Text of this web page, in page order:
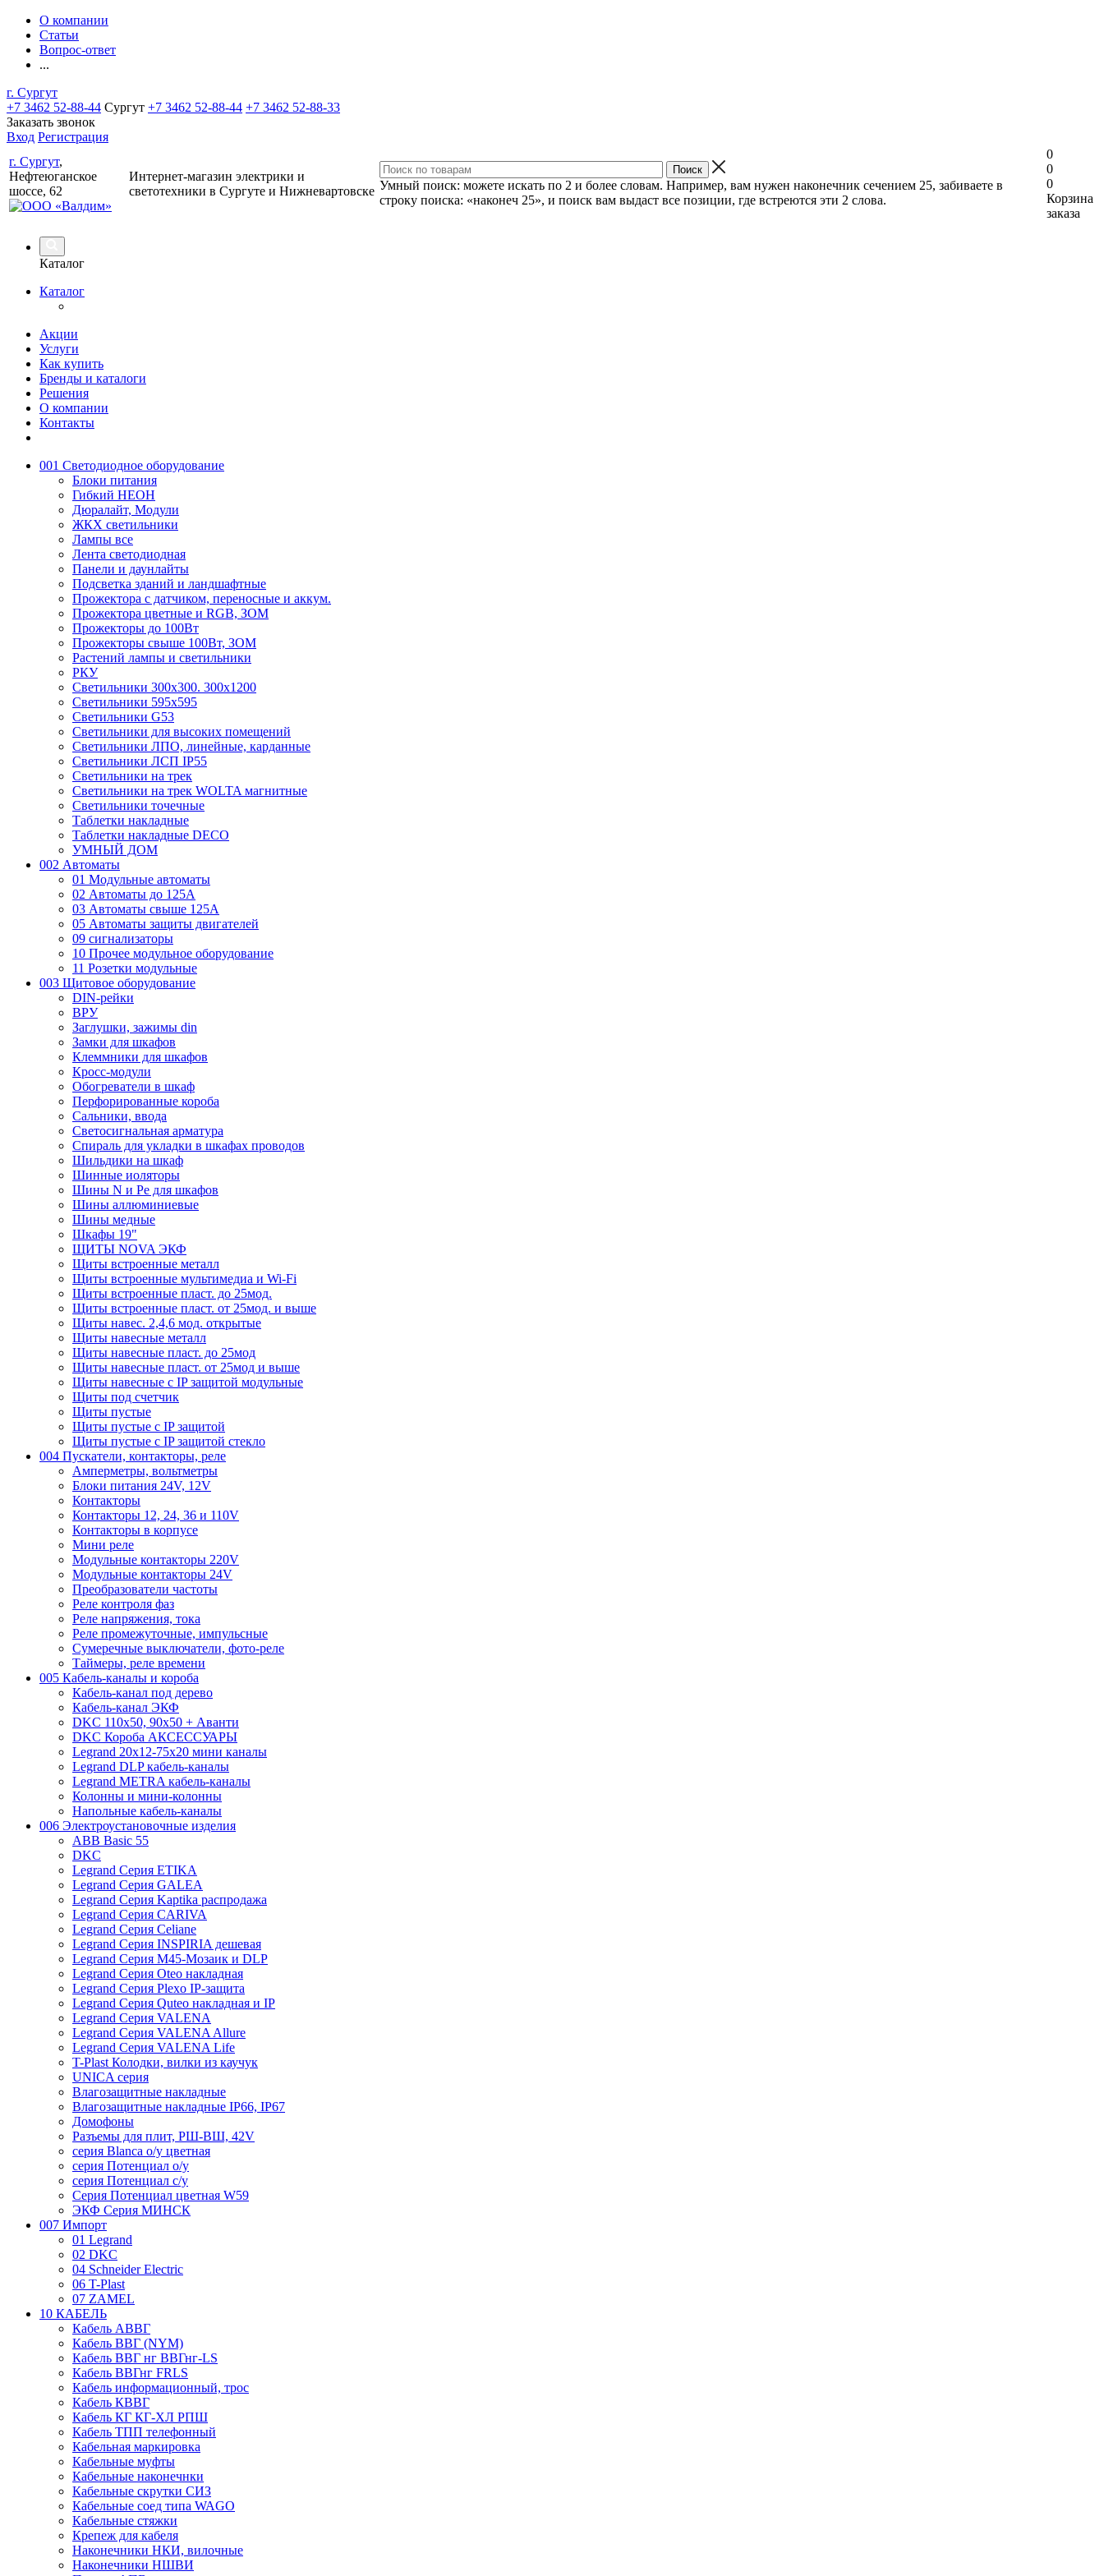
О компании
Статьи
Вопрос-ответ
...
г. Сургут
+7 3462 52-88-44 Сургут +7 3462 52-88-44 +7 3462 52-88-33
Заказать звонок
Вход Регистрация
г. Сургут,
Нефтеюганское
шоссе, 62
Интернет-магазин электрики и
светотехники в Сургуте и Нижневартовске Умный поиск: можете искать по 2 и более словам. Например, вам нужен наконечник сечением 25, забиваете в
строку поиска: «наконеч 25», и поиск вам выдаст все позиции, где встреются эти 2 слова.
0
0
0
Корзина
заказа
Каталог
Каталог
Акции
Услуги
Как купить
Бренды и каталоги
Решения
О компании
Контакты
001 Светодиодное оборудование
Блоки питания
Гибкий НЕОН
Дюралайт, Модули
ЖКХ светильники
Лампы все
Лента светодиодная
Панели и даунлайты
Подсветка зданий и ландшафтные
Прожектора с датчиком, переносные и аккум.
Прожектора цветные и RGB, ЗОМ
Прожекторы до 100Вт
Прожекторы свыше 100Вт, ЗОМ
Растений лампы и светильники
РКУ
Светильники 300х300. 300х1200
Светильники 595х595
Светильники G53
Светильники для высоких помещений
Светильники ЛПО, линейные, карданные
Светильники ЛСП IP55
Светильники на трек
Светильники на трек WOLTA магнитные
Светильники точечные
Таблетки накладные
Таблетки накладные DECO
УМНЫЙ ДОМ
002 Автоматы
01 Модульные автоматы
02 Автоматы до 125А
03 Автоматы свыше 125А
05 Автоматы защиты двигателей
09 сигнализаторы
10 Прочее модульное оборудование
11 Розетки модульные
003 Щитовое оборудование
DIN-рейки
ВРУ
Заглушки, зажимы din
Замки для шкафов
Клеммники для шкафов
Кросс-модули
Обогреватели в шкаф
Перфорированные короба
Сальники, ввода
Светосигнальная арматура
Спираль для укладки в шкафах проводов
Шильдики на шкаф
Шинные иоляторы
Шины N и Pe для шкафов
Шины аллюминиевые
Шины медные
Шкафы 19"
ЩИТЫ NOVA ЭКФ
Щиты встроенные металл
Щиты встроенные мультимедиа и Wi-Fi
Щиты встроенные пласт. до 25мод.
Щиты встроенные пласт. от 25мод. и выше
Щиты навес. 2,4,6 мод. открытые
Щиты навесные металл
Щиты навесные пласт. до 25мод
Щиты навесные пласт. от 25мод и выше
Щиты навесные с IP защитой модульные
Щиты под счетчик
Щиты пустые
Щиты пустые с IP защитой
Щиты пустые с IP защитой стекло
004 Пускатели, контакторы, реле
Амперметры, вольтметры
Блоки питания 24V, 12V
Контакторы
Контакторы 12, 24, 36 и 110V
Контакторы в корпусе
Мини реле
Модульные контакторы 220V
Модульные контакторы 24V
Преобразователи частоты
Реле контроля фаз
Реле напряжения, тока
Реле промежуточные, импульсные
Сумеречные выключатели, фото-реле
Таймеры, реле времени
005 Кабель-каналы и короба
Кабель-канал под дерево
Кабель-канал ЭКФ
DKC 110х50, 90х50 + Аванти
DKC Короба АКСЕССУАРЫ
Legrand 20х12-75х20 мини каналы
Legrand DLP кабель-каналы
Legrand METRA кабель-каналы
Колонны и мини-колонны
Напольные кабель-каналы
006 Электроустановочные изделия
ABB Basic 55
DKC
Legrand Серия ETIKA
Legrand Серия GALEA
Legrand Серия Kaptika распродажа
Legrand Серия CARIVA
Legrand Серия Celiane
Legrand Серия INSPIRIA дешевая
Legrand Серия M45-Мозаик и DLP
Legrand Серия Oteo накладная
Legrand Серия Plexo IP-защита
Legrand Серия Quteo накладная и IP
Legrand Серия VALENA
Legrand Серия VALENA Allure
Legrand Серия VALENA Life
T-Plast Колодки, вилки из каучук
UNICA серия
Влагозащитные накладные
Влагозащитные накладные IP66, IP67
Домофоны
Разъемы для плит, РШ-ВШ, 42V
серия Blanca о/у цветная
серия Потенциал о/у
серия Потенциал с/у
Серия Потенциал цветная W59
ЭКФ Серия МИНСК
007 Импорт
01 Legrand
02 DKC
04 Schneider Electric
06 T-Plast
07 ZAMEL
10 КАБЕЛЬ
Кабель АВВГ
Кабель ВВГ (NYM)
Кабель ВВГ нг ВВГнг-LS
Кабель ВВГнг FRLS
Кабель информационный, трос
Кабель КВВГ
Кабель КГ КГ-ХЛ РПШ
Кабель ТПП телефонный
Кабельная маркировка
Кабельные муфты
Кабельные наконечнки
Кабельные скрутки СИЗ
Кабельные соед типа WAGO
Кабельные стяжки
Крепеж для кабеля
Наконечники НКИ, вилочные
Наконечники НШВИ